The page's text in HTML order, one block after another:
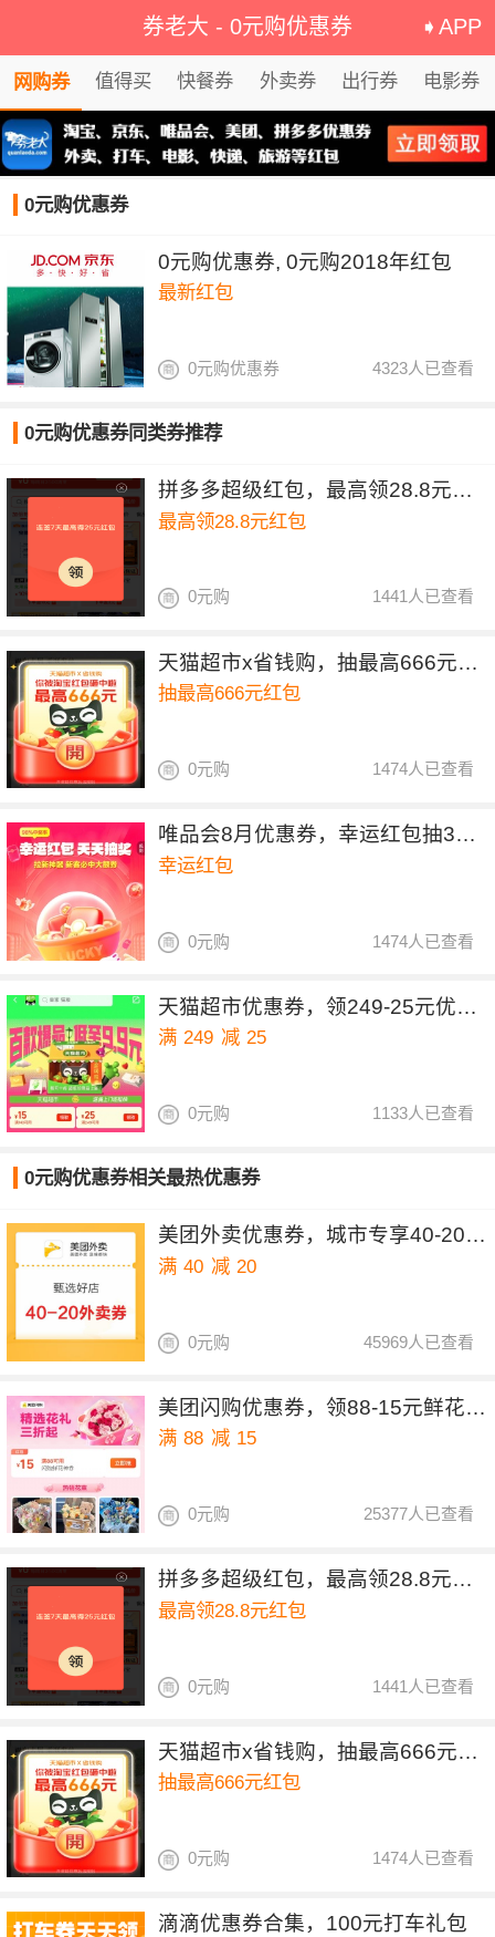
券老大 - 0元购优惠券 ➧APP
网购券 值得买 快餐券 外卖券 出行券 电影券
0元购优惠券
0元购优惠券, 0元购2018年红包
最新红包
4323人已查看
0元购优惠券
0元购优惠券同类券推荐
拼多多超级红包，最高领28.8元红包
最高领28.8元红包
1441人已查看
0元购
天猫超市x省钱购，抽最高666元红包
抽最高666元红包
1474人已查看
0元购
唯品会8月优惠券，幸运红包抽30元全场券
幸运红包
1474人已查看
0元购
天猫超市优惠券，领249-25元优惠券
满 249 减 25
1133人已查看
0元购
0元购优惠券相关最热优惠券
美团外卖优惠券，城市专享40-20&30-15元红包
满 40 减 20
45969人已查看
0元购
美团闪购优惠券，领88-15元鲜花优惠券
满 88 减 15
25377人已查看
0元购
拼多多超级红包，最高领28.8元红包
最高领28.8元红包
1441人已查看
0元购
天猫超市x省钱购，抽最高666元红包
抽最高666元红包
1474人已查看
0元购
滴滴优惠券合集，100元打车礼包